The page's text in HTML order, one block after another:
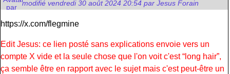
modifié vendredi 30 août 2024 20:54 par Jesus Forain
https://x.com/flegmine
Edit Jesus: ce lien posté sans explications envoie vers un
compte X vide et la seule chose que l'on voit c'est “long hair”,
ça semble être en rapport avec le sujet mais c'est peut-être un